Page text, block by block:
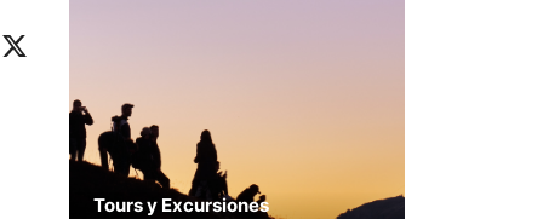
X
Tours y Excursiones